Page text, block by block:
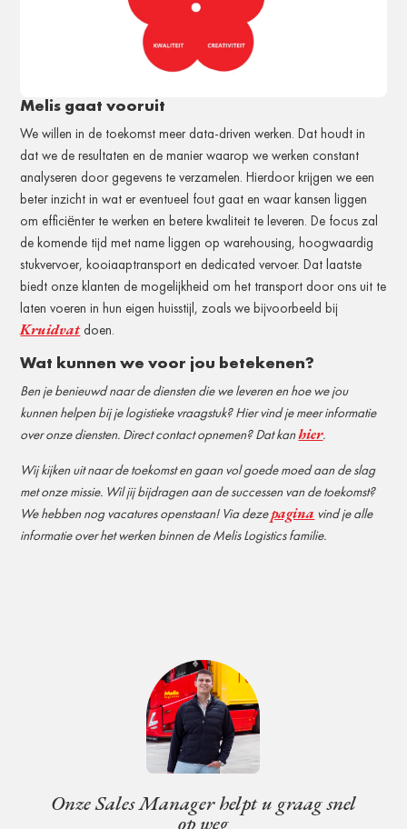
Melis gaat vooruit
We willen in de toekomst meer data-driven werken. Dat houdt in
dat we de resultaten en de manier waarop we werken constant
analyseren door gegevens te verzamelen. Hierdoor krijgen we een
beter inzicht in wat er eventueel fout gaat en waar kansen liggen
om efficiënter te werken en betere kwaliteit te leveren. De focus zal
de komende tijd met name liggen op warehousing, hoogwaardig
stukvervoer, kooiaaptransport en dedicated vervoer. Dat laatste
biedt onze klanten de mogelijkheid om het transport door ons uit te
laten voeren in hun eigen huisstijl, zoals we bijvoorbeeld bij
Kruidvatdoen.
Wat kunnen we voor jou betekenen?
Ben je benieuwd naar de diensten die we leveren en hoe we jou
kunnen helpen bij je logistieke vraagstuk? Hier vind je meer informatie
over onze diensten. Direct contact opnemen? Dat kanhier.
Wij kijken uit naar de toekomst en gaan vol goede moed aan de slag
met onze missie. Wil jij bijdragen aan de successen van de toekomst?
We hebben nog vacatures openstaan! Via dezepagina vind je alle
informatie over het werken binnen de Melis Logistics familie.
Onze Sales Manager helpt u graag snel
op weg